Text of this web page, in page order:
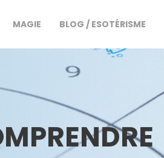
MAGIE BLOG / ESOTÉRISME